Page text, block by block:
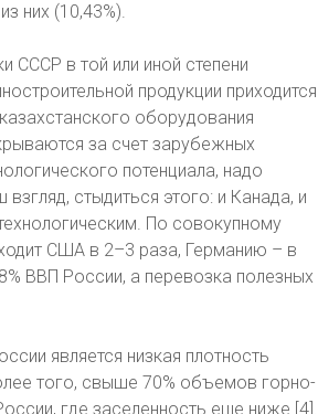
них (10,43%).
СССР в той или иной степени
продукции приходится
оборудования
за счет зарубежных
потенциала, надо
стыдиться этого: и Канада, и
По совокупному
США в 2–3 раза, Германию – в
ВВП России, а перевозка полезных
является низкая плотность
того, свыше 70% объемов горно-
где заселенность еще ниже [4].